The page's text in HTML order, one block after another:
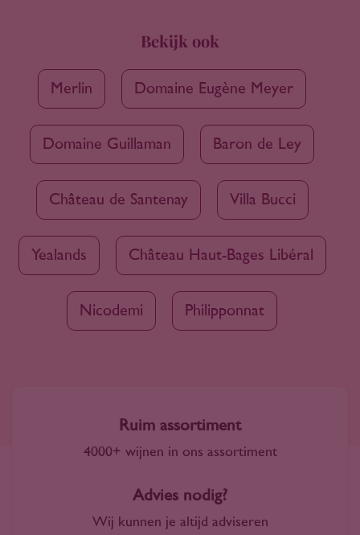
Bekijk ook
Merlin Domaine Eugène Meyer
Domaine Guillaman Baron de Ley
Château de Santenay Villa Bucci
Yealands Château Haut-Bages Libéral
Nicodemi Philipponnat
Ruim assortiment
4000+ wijnen in ons assortiment
Advies nodig?
Wij kunnen je altijd adviseren